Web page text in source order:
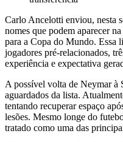
Carlo Ancelotti enviou, nesta
nomes que podem aparecer
para a Copa do Mundo. Essa
jogadores pré-relacionados,
experiência e expectativa
A possível volta de Neymar à
aguardados da lista.
tentando recuperar espaço
lesões. Mesmo longe do
tratado como uma das